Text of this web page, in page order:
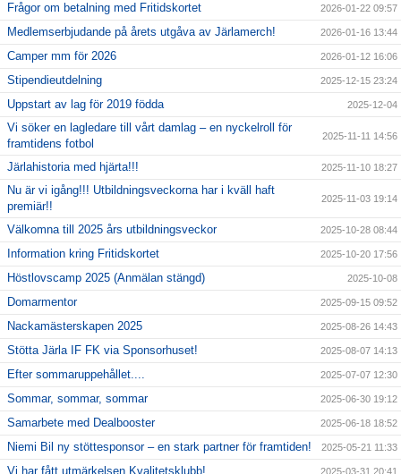
Frågor om betalning med Fritidskortet 2026-01-22 09:57
Medlemserbjudande på årets utgåva av Järlamerch! 2026-01-16 13:44
Camper mm för 2026 2026-01-12 16:06
Stipendieutdelning 2025-12-15 23:24
Uppstart av lag för 2019 födda 2025-12-04
Vi söker en lagledare till vårt damlag – en nyckelroll för
framtidens fotbol
2025-11-11 14:56
Järlahistoria med hjärta!!! 2025-11-10 18:27
Nu är vi igång!!! Utbildningsveckorna har i kväll haft
premiär!!
2025-11-03 19:14
Välkomna till 2025 års utbildningsveckor 2025-10-28 08:44
Information kring Fritidskortet 2025-10-20 17:56
Höstlovscamp 2025 (Anmälan stängd) 2025-10-08
Domarmentor 2025-09-15 09:52
Nackamästerskapen 2025 2025-08-26 14:43
Stötta Järla IF FK via Sponsorhuset! 2025-08-07 14:13
Efter sommaruppehållet.... 2025-07-07 12:30
Sommar, sommar, sommar 2025-06-30 19:12
Samarbete med Dealbooster 2025-06-18 18:52
Niemi Bil ny stöttesponsor – en stark partner för framtiden! 2025-05-21 11:33
Vi har fått utmärkelsen Kvalitetsklubb! 2025-03-31 20:41